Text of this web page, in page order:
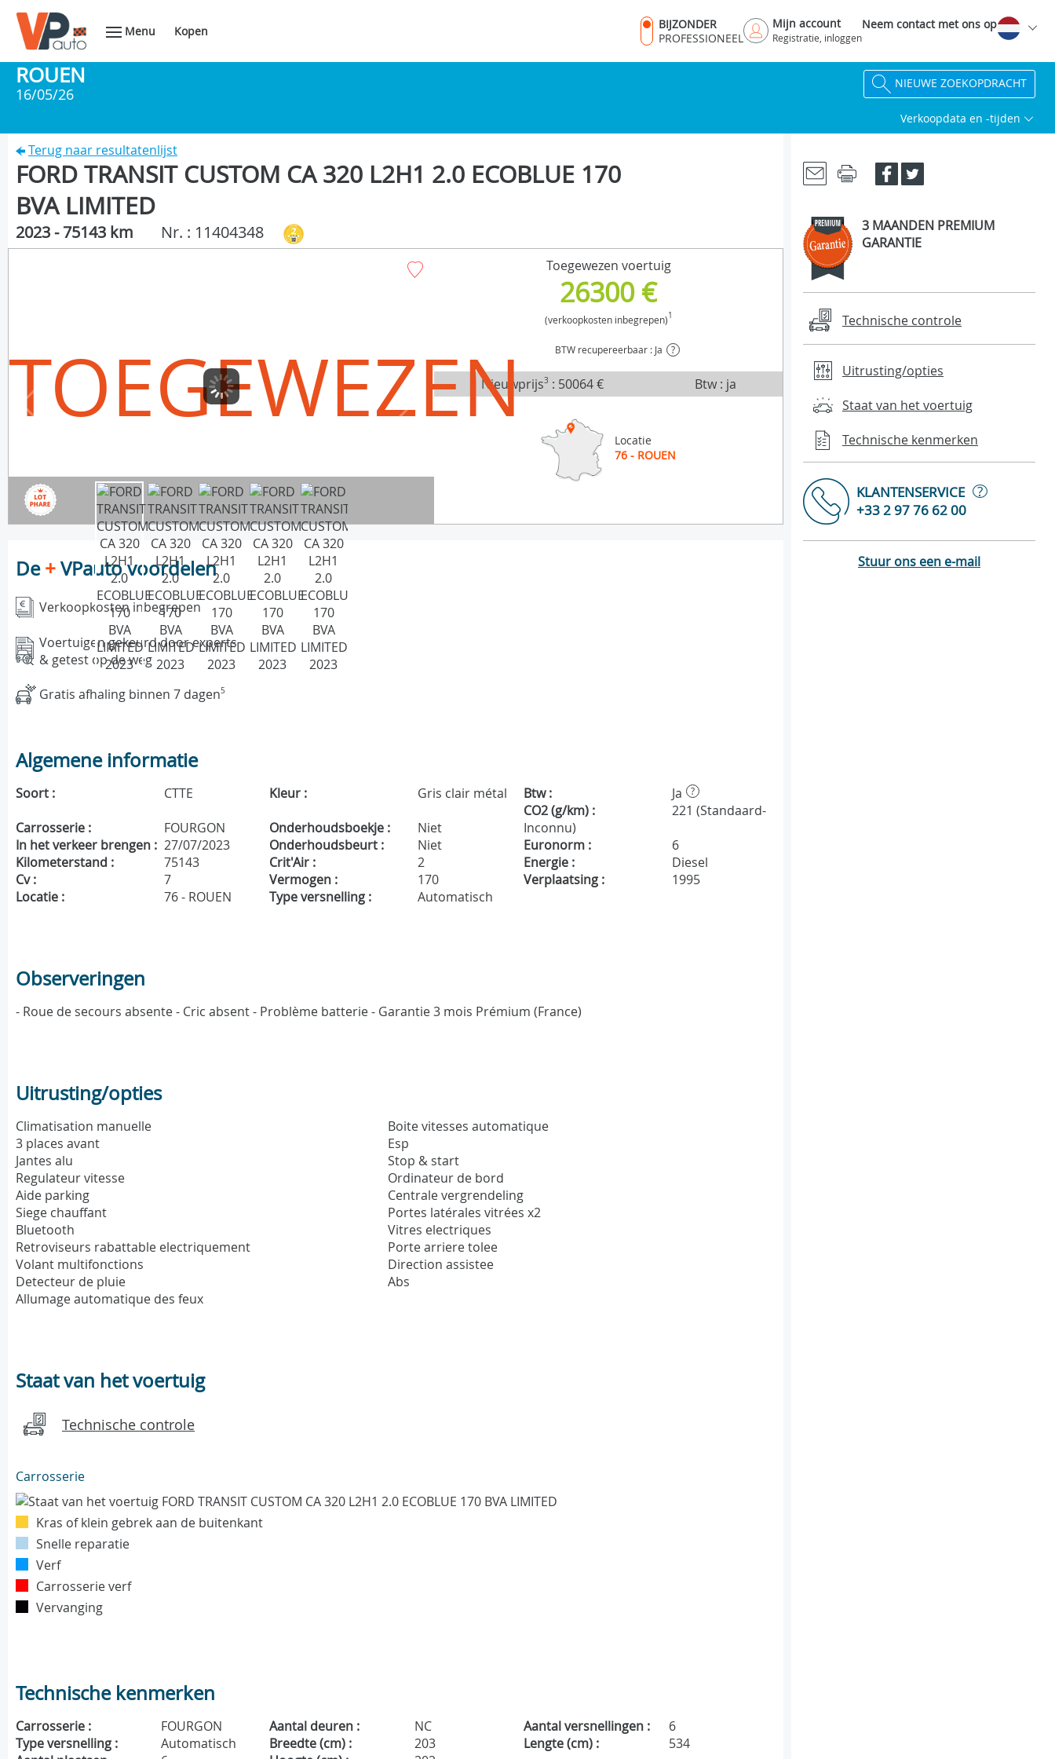
Menu Kopen
BIJZONDER
PROFESSIONEEL
Mijn account
Registratie, inloggen
Neem contact met ons op
ROUEN
16/05/26
NIEUWE ZOEKOPDRACHT
Verkoopdata en -tijden
Terug naar resultatenlijst
FORD TRANSIT CUSTOM CA 320 L2H1 2.0 ECOBLUE 170
BVA LIMITED
2023 - 75143 km Nr. : 11404348
TOEGEWEZEN
Toegewezen voertuig
26300 €
(verkoopkosten inbegrepen)1
BTW recupereerbaar : Ja ?
Nieuwprijs3 : 50064 € Btw : ja
Locatie
76 - ROUEN
De+VPauto voordelen
Verkoopkosten inbegrepen
Voertuigen gekeurd door experts
& getest op de weg
Gratis afhaling binnen 7 dagen5
Algemene informatie
Soort : CTTE Kleur : Gris clair métal Btw : Ja ?
Carrosserie : FOURGON Onderhoudsboekje : Niet
CO2 (g/km) :
221 (Standaard-
Inconnu)
In het verkeer brengen : 27/07/2023 Onderhoudsbeurt : Niet Euronorm :
6
Kilometerstand :
75143 Crit'Air : 2 Energie :
Diesel
Cv :
7 Vermogen : 170 Verplaatsing :
1995
Locatie :
76 - ROUEN Type versnelling : Automatisch
Observeringen
- Roue de secours absente - Cric absent - Problème batterie - Garantie 3 mois Prémium (France)
Uitrusting/opties
Climatisation manuelle
3 places avant
Jantes alu
Regulateur vitesse
Aide parking
Siege chauffant
Bluetooth
Retroviseurs rabattable electriquement
Volant multifonctions
Detecteur de pluie
Allumage automatique des feux
Boite vitesses automatique
Esp
Stop & start
Ordinateur de bord
Centrale vergrendeling
Portes latérales vitrées x2
Vitres electriques
Porte arriere tolee
Direction assistee
Abs
Staat van het voertuig
Technische controle
Carrosserie
Kras of klein gebrek aan de buitenkant
Snelle reparatie
Verf
Carrosserie verf
Vervanging
Technische kenmerken
Carrosserie : FOURGON Aantal deuren : NC Aantal versnellingen :
6
Type versnelling :
Automatisch Breedte (cm) : 203 Lengte (cm) :
534
3 MAANDEN PREMIUM
GARANTIE
Technische controle
Uitrusting/opties
Staat van het voertuig
Technische kenmerken
KLANTENSERVICE
?
+33 2 97 76 62 00
Stuur ons een e-mail